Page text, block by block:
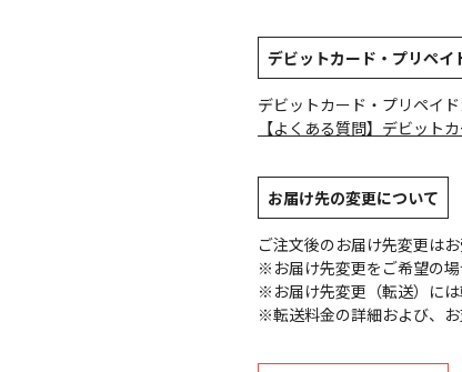
デビットカード・プリペイ
デビットカード・プリペイ
【よくある質問】デビット
お届け先の変更について
ご注文後のお届け先変更はお
※お届け先変更をご希望の
※お届け先変更（転送）には
※転送料金の詳細および、お